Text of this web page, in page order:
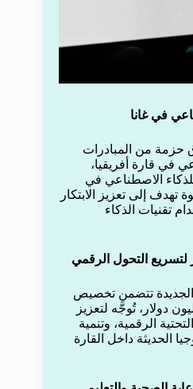
في غانا
حزمة من المبادرات
في قارة أفريقيا،
الاصطناعي في
تهدف إلى تعزيز الابتكار
تقنيات الذكاء
تتضمن تخصيص
بقيمة تصل إلى 37 مليون دولار، تُوجَّه لتعزيز
الرقمية، وتنمية
الحديثة داخل القارة